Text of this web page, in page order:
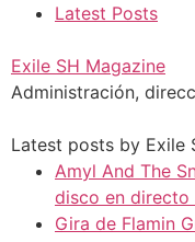
Latest Posts
Exile SH Magazine
Administración,
Latest posts by Exile
Amyl And The
disco en directo
Gira de Flamin